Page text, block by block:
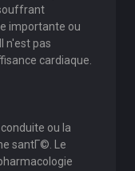
importante ou
n'est pas
cardiaque.
ou la
santГ©. Le